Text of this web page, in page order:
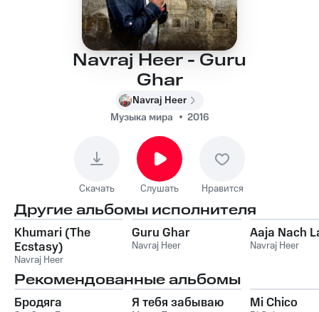
Navraj Heer - Guru
Ghar
Navraj Heer
Музыка мира
2016
Скачать Слушать Нравится
Другие альбомы исполнителя
Khumari (The
Ecstasy)
Navraj Heer
Guru Ghar
Navraj Heer
Aaja Nach
Navraj Heer
Рекомендованные альбомы
Бродяга Я тебя забываю Mi Chico